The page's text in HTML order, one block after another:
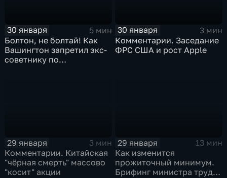
30 января
5 мин
Болтон, не болтай! Как
Вашингтон запретил экс-
советнику по
30 января
3 мин
Комментарии. Заседание
ФРС США и рост Apple
29 января
3 мин
Комментарии. Китайская
"чёрная смерть" массово
"косит" акции
29 января
13 мин
Как изменится
прожиточный минимум.
Брифинг министра труда